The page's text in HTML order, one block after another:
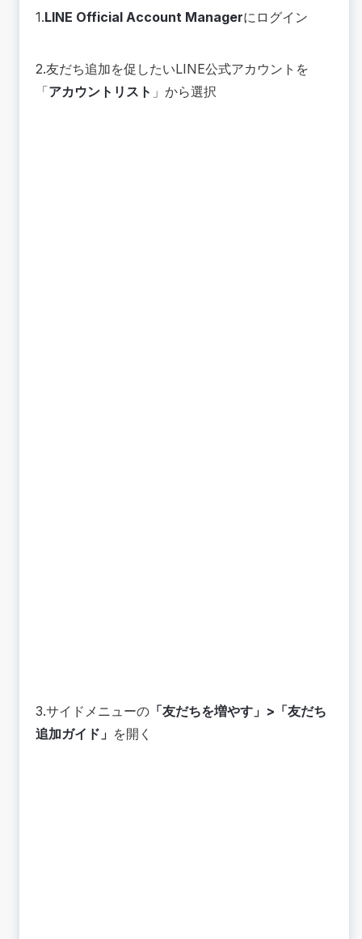
1.LINE Official Account Managerにログイン
2.友だち追加を促したいLINE公式アカウントを
「アカウントリスト 」から選択
3.サイドメニューの 「友だちを増やす」>「友だち
追加ガイド」 を開く